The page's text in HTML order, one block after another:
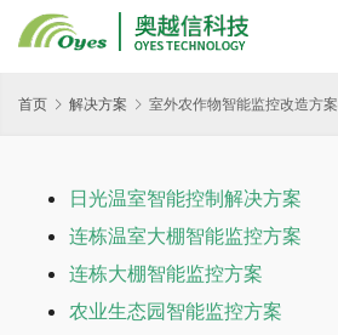
首页 解决方案 室外农作物智能监控改造方案
日光温室智能控制解决方案
连栋温室大棚智能监控方案
连栋大棚智能监控方案
农业生态园智能监控方案